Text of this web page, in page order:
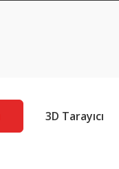
3D Tarayıcı